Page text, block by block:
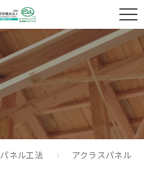
パネル工法 アクラスパネル